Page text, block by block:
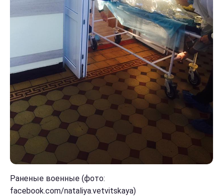
Раненые военные (фото:
facebook.com/nataliya.vetvitskaya)